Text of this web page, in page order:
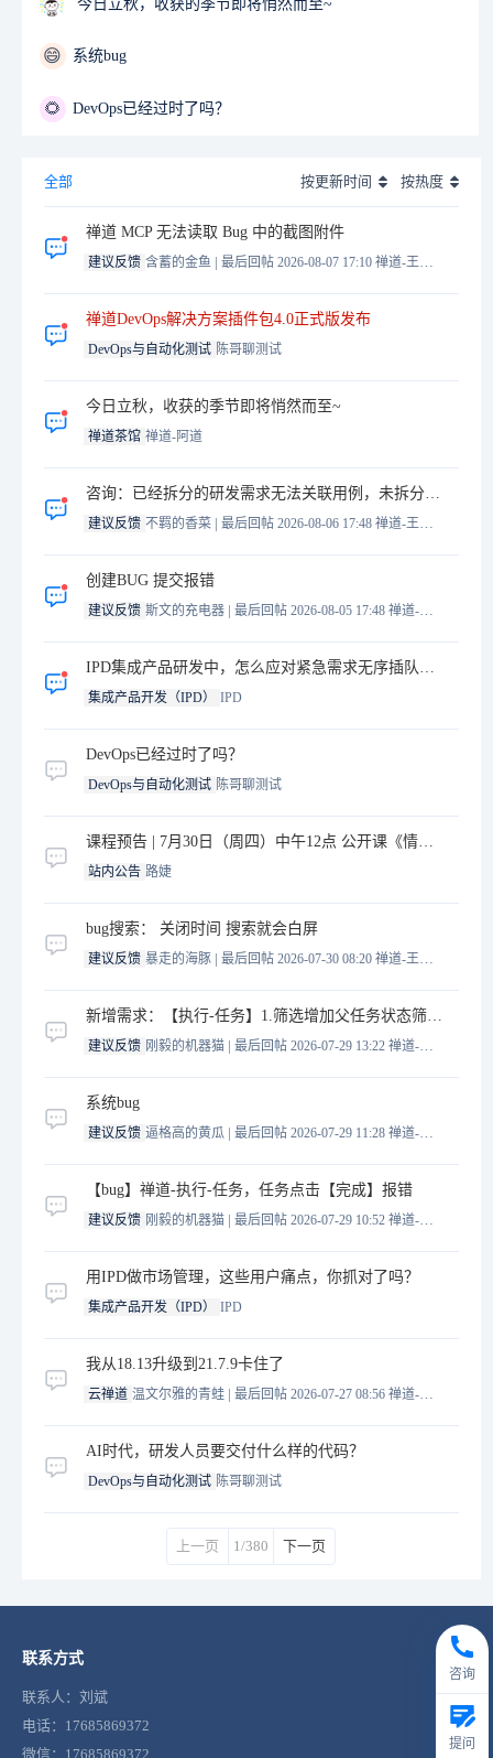
今日立秋，收获的季节即将悄然而至~
😄 系统bug
🌻 DevOps已经过时了吗？
全部 按更新时间 按热度
禅道 MCP 无法读取 Bug 中的截图附件
建议反馈 含蓄的金鱼 | 最后回帖 2026-08-07 17:10 禅道-王誉霖
禅道DevOps解决方案插件包4.0正式版发布
DevOps与自动化测试 陈哥聊测试
今日立秋，收获的季节即将悄然而至~
禅道茶馆 禅道-阿道
咨询：已经拆分的研发需求无法关联用例，未拆分的研发需求可以关联用例
建议反馈 不羁的香菜 | 最后回帖 2026-08-06 17:48 禅道-王誉霖
创建BUG 提交报错
建议反馈 斯文的充电器 | 最后回帖 2026-08-05 17:48 禅道-王誉霖
IPD集成产品研发中，怎么应对紧急需求无序插队这个问题？
集成产品开发（IPD） IPD
DevOps已经过时了吗？
DevOps与自动化测试 陈哥聊测试
课程预告 | 7月30日（周四）中午12点 公开课《情绪与压力管理》02-Sunny 主讲
站内公告 路婕
bug搜索： 关闭时间 搜索就会白屏
建议反馈 暴走的海豚 | 最后回帖 2026-07-30 08:20 禅道-王誉霖
新增需求：【执行-任务】1.筛选增加父任务状态筛选；2.父任务中的子任务1完成后，通知其他子任务的指派人
建议反馈 刚毅的机器猫 | 最后回帖 2026-07-29 13:22 禅道-王誉霖
系统bug
建议反馈 逼格高的黄瓜 | 最后回帖 2026-07-29 11:28 禅道-王誉霖
【bug】禅道-执行-任务，任务点击【完成】报错
建议反馈 刚毅的机器猫 | 最后回帖 2026-07-29 10:52 禅道-王誉霖
用IPD做市场管理，这些用户痛点，你抓对了吗？
集成产品开发（IPD） IPD
我从18.13升级到21.7.9卡住了
云禅道 温文尔雅的青蛙 | 最后回帖 2026-07-27 08:56 禅道-王誉霖
AI时代，研发人员要交付什么样的代码？
DevOps与自动化测试 陈哥聊测试
上一页 1/380 下一页
联系方式
联系人：刘斌
电话：17685869372
微信：17685869372
咨询
提问